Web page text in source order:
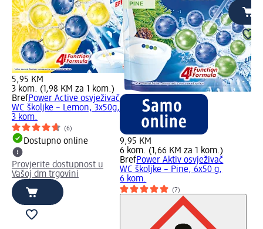
5,95 KM
3 kom. (1,98 KM za 1 kom.)
BrefPower Active osvježivač
WC školjke – Lemon, 3x50g,
3 kom.
(6)
Dostupno online
Provjerite dostupnost u
Vašoj dm trgovini
9,95 KM
6 kom. (1,66 KM za 1 kom.)
BrefPower Aktiv osvježivač
WC školjke – Pine, 6x50 g,
6 kom.
(7)